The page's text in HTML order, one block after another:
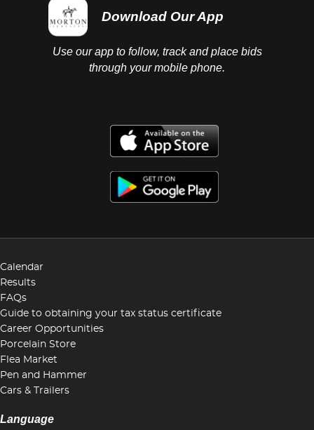
Download Our App
Use our app to follow, track and place bids
through your mobile phone.
Calendar
Results
FAQs
Guide to obtaining your tax status certificate
Career Opportunities
Porcelain Store
Flea Market
Pen and Hammer
Cars & Trailers
Language